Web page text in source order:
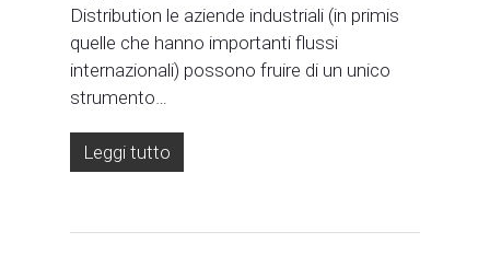
Distribution le aziende industriali (in primis
quelle che hanno importanti flussi
internazionali) possono fruire di un unico
strumento…
Leggi tutto